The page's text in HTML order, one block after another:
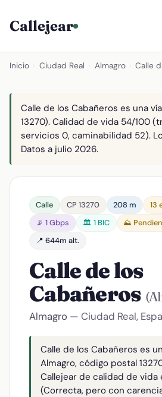
Callejear
Inicio Ciudad Real Almagro Calle
Calle de los Cabañeros es una
13270). Calidad de vida 54/100
servicios 0, caminabilidad 52).
Datos a julio 2026.
Calle CP 13270 208 m
13
📡 1 Gbps
🏛️ 1 BIC
⛰️
📍 644m alt.
Calle de los
Cabañeros
Almagro — Ciudad Real,
Calle de los Cabañeros es
Almagro, código postal
Callejear de calidad de vida
(Correcta, pero con